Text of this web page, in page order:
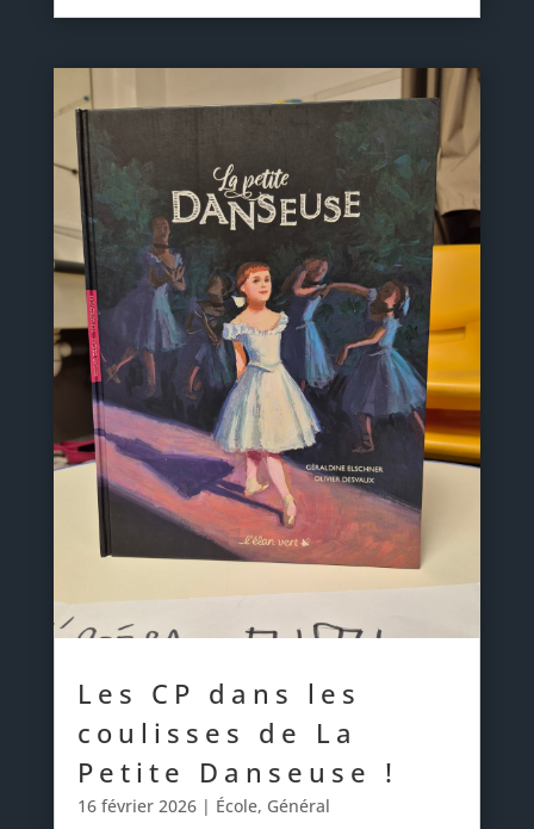
Les CP dans les
coulisses de La
Petite Danseuse !
16 février 2026| École, Général